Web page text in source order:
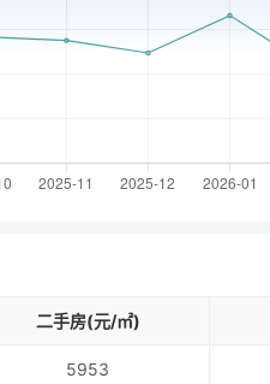
二手房(元/㎡)
5953